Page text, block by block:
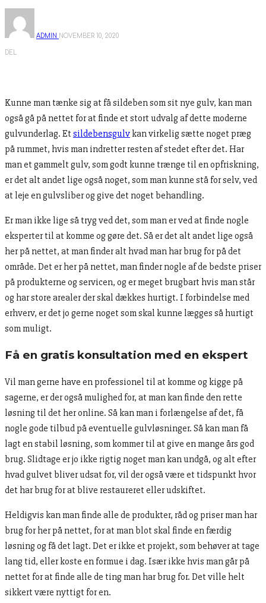
ADMIN NOVEMBER 10, 2020
DEL
Kunne man tænke sig at få sildeben som sit nye gulv, kan man
også gå på nettet for at finde et stort udvalg af dette moderne
gulvunderlag. Et sildebensgulv kan virkelig sætte noget præg
på rummet, hvis man indretter resten af stedet efter det. Har
man et gammelt gulv, som godt kunne trænge til en opfriskning,
er det alt andet lige også noget, som man kunne stå for selv, ved
at leje en gulvsliber og give det noget behandling.
Er man ikke lige så tryg ved det, som man er ved at finde nogle
eksperter til at komme og gøre det. Så er det alt andet lige også
her på nettet, at man finder alt hvad man har brug for på det
område. Det er her på nettet, man finder nogle af de bedste priser
på produkterne og servicen, og er meget brugbart hvis man står
og har store arealer der skal dækkes hurtigt. I forbindelse med
erhverv, er det jo gerne noget som skal kunne lægges så hurtigt
som muligt.
Få en gratis konsultation med en ekspert
Vil man gerne have en professionel til at komme og kigge på
sagerne, er der også mulighed for, at man kan finde den rette
løsning til det her online. Så kan man i forlængelse af det, få
nogle gode tilbud på eventuelle gulvløsninger. Så kan man få
lagt en stabil løsning, som kommer til at give en mange års god
brug. Slidtage er jo ikke rigtig noget man kan undgå, og alt efter
hvad gulvet bliver udsat for, vil der også være et tidspunkt hvor
det har brug for at blive restaureret eller udskiftet.
Heldigvis kan man finde alle de produkter, råd og priser man har
brug for her på nettet, for at man blot skal finde en færdig
løsning og få det lagt. Det er ikke et projekt, som behøver at tage
lang tid, eller koste en formue i dag. Især ikke hvis man går på
nettet for at finde alle de ting man har brug for. Det ville helt
sikkert være nyttigt for en.